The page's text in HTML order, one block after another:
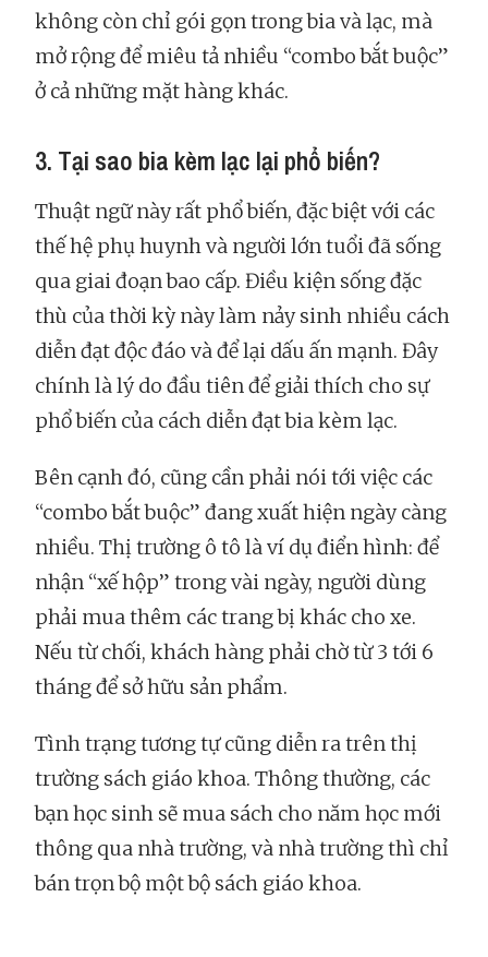
không còn chỉ gói gọn trong bia và lạc, mà
mở rộng để miêu tả nhiều “combo bắt buộc”
ở cả những mặt hàng khác.
3. Tại sao bia kèm lạc lại phổ biến?
Thuật ngữ này rất phổ biến, đặc biệt với các
thế hệ phụ huynh và người lớn tuổi đã sống
qua giai đoạn bao cấp. Điều kiện sống đặc
thù của thời kỳ này làm nảy sinh nhiều cách
diễn đạt độc đáo và để lại dấu ấn mạnh. Đây
chính là lý do đầu tiên để giải thích cho sự
phổ biến của cách diễn đạt bia kèm lạc.
Bên cạnh đó, cũng cần phải nói tới việc các
“combo bắt buộc” đang xuất hiện ngày càng
nhiều. Thị trường ô tô là ví dụ điển hình: để
nhận “xế hộp” trong vài ngày, người dùng
phải mua thêm các trang bị khác cho xe.
Nếu từ chối, khách hàng phải chờ từ 3 tới 6
tháng để sở hữu sản phẩm.
Tình trạng tương tự cũng diễn ra trên thị
trường sách giáo khoa. Thông thường, các
bạn học sinh sẽ mua sách cho năm học mới
thông qua nhà trường, và nhà trường thì chỉ
bán trọn bộ một bộ sách giáo khoa.